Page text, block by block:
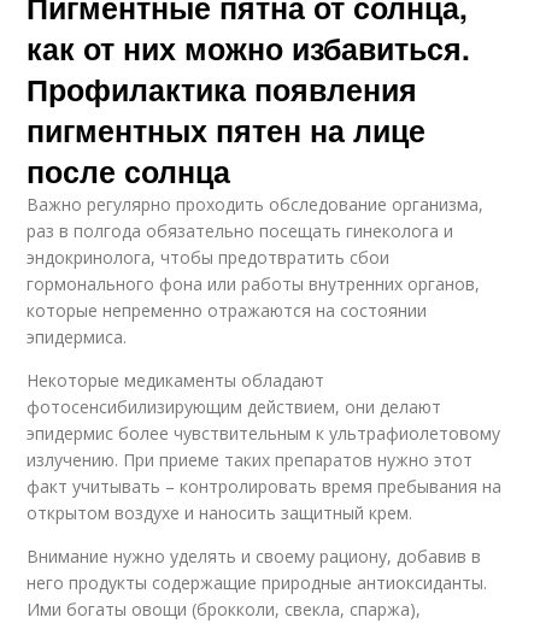
как от них можно избавиться.
Профилактика появления
пигментных пятен на лице
после солнца
Важно регулярно проходить обследование организма,
раз в полгода обязательно посещать гинеколога и
эндокринолога, чтобы предотвратить сбои
гормонального фона или работы внутренних органов,
которые непременно отражаются на состоянии
эпидермиса.
Некоторые медикаменты обладают
фотосенсибилизирующим действием, они делают
эпидермис более чувствительным к ультрафиолетовому
излучению. При приеме таких препаратов нужно этот
факт учитывать – контролировать время пребывания на
открытом воздухе и наносить защитный крем.
Внимание нужно уделять и своему рациону, добавив в
него продукты содержащие природные антиоксиданты.
Ими богаты овощи (брокколи, свекла, спаржа),